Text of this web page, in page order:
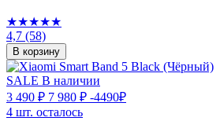
★★★★★
4,7 (58)
В корзину
SALE В наличии
3 490 ₽ 7 980 ₽ -4490₽
4 шт. осталось